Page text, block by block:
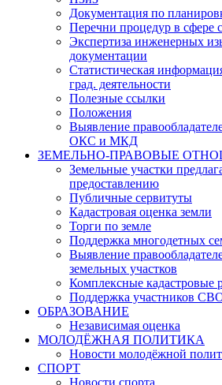
Документация по
Перечни процедур в сфере
Экспертиза инженерных
документации
Статистическая
град. деятельности
Полезные ссылки
Положения
Выявление
ОКС и МКД
ЗЕМЕЛЬНО-ПРАВОВЫЕ
Земельные участки
предоставлению
Публичные сервитуты
Кадастровая оценка земли
Торги по земле
Поддержка многодетных
Выявление
земельных участков
Комплексные кадастровые
Поддержка участников
ОБРАЗОВАНИЕ
Независимая оценка
МОЛОДЁЖНАЯ ПОЛИТИКА
Новости молодёжной
СПОРТ
Новости спорта